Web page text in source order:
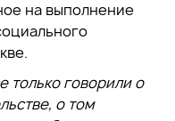
на выполнение
только говорили о
о том